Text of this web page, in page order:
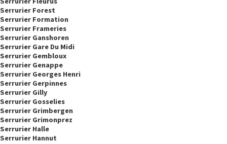
Serrurier Forest
Serrurier Formation
Serrurier Frameries
Serrurier Ganshoren
Serrurier Gare Du Midi
Serrurier Gembloux
Serrurier Genappe
Serrurier Georges Henri
Serrurier Gerpinnes
Serrurier Gilly
Serrurier Gosselies
Serrurier Grimbergen
Serrurier Grimonprez
Serrurier Halle
Serrurier Hannut